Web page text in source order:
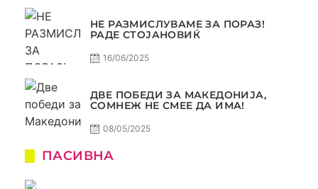
НЕ РАЗМИСЛУВАМЕ ЗА ПОРАЗ!
РАДЕ СТОЈАНОВИЌ
16/06/2025
ДВЕ ПОБЕДИ ЗА МАКЕДОНИЈА,
СОМНЕЖ НЕ СМЕЕ ДА ИМА!
08/05/2025
ПАСИВНА